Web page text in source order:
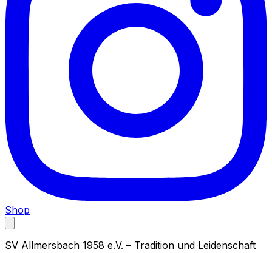
Shop
SV Allmersbach 1958 e.V. – Tradition und Leidenschaft